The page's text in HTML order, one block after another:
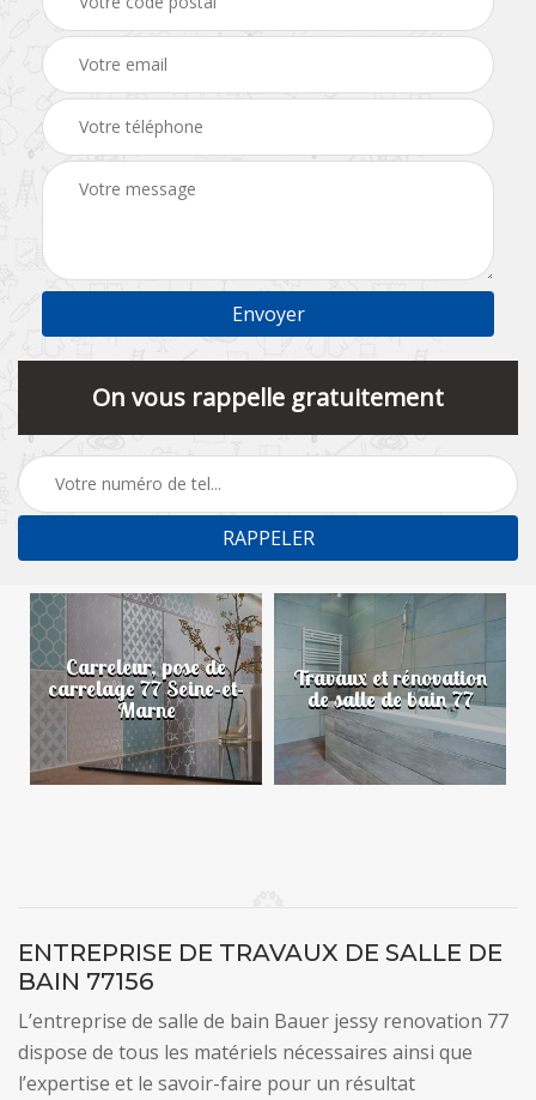
On vous rappelle gratuitement
Carreleur, pose de
carrelage 77 Seine-et-
Marne
Travaux et rénovation
de salle de bain 77
ENTREPRISE DE TRAVAUX DE SALLE DE
BAIN 77156
L’entreprise de salle de bain Bauer jessy renovation 77
dispose de tous les matériels nécessaires ainsi que
l’expertise et le savoir-faire pour un résultat